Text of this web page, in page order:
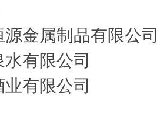
金属制品有限公司
有限公司
有限公司